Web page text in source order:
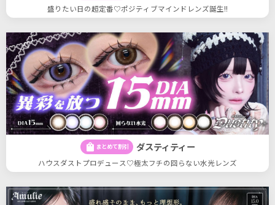
盛りたい日の超定番♡ポジティブマインドレンズ誕生!!
shopping_bag まとめて割引 ダスティティー
ハウスダストプロデュース♡極太フチの回らない水光レンズ